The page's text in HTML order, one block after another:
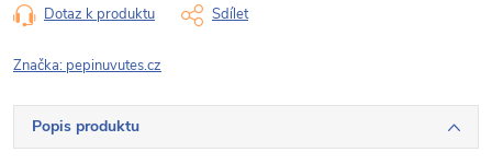
Dotaz k produktu Sdílet
Značka: pepinuvutes.cz
Popis produktu